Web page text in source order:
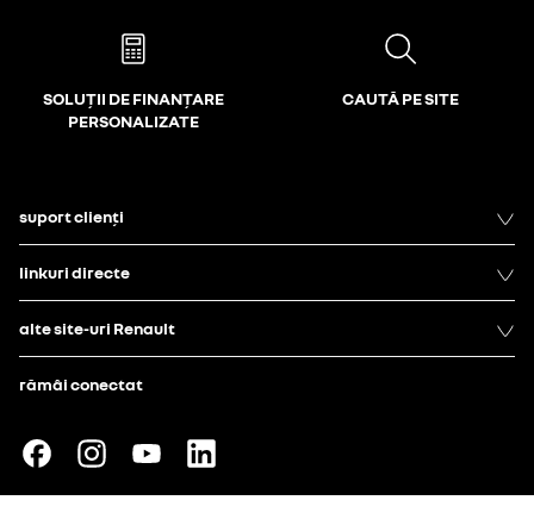
SOLUȚII DE FINANȚARE
PERSONALIZATE
CAUTĂ PE SITE
suport clienți
linkuri directe
alte site-uri Renault
rămâi conectat